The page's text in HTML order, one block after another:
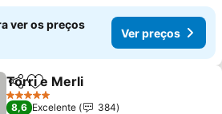
ver os preços
Ver preços
PartilharAdicionar aos favoritos
Torri e Merli
5 Estrelas
8,6 Excelente
384